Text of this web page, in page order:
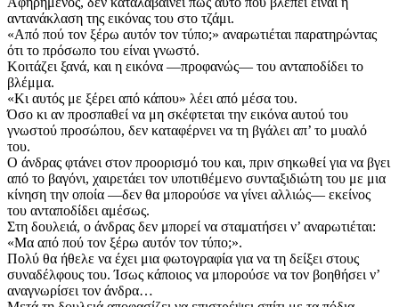
αντανάκλαση της εικόνας του στο τζάμι.
«Από πού τον ξέρω αυτόν τον τύπο;» αναρωτιέται παρατηρώντας
ότι το πρόσωπο του είναι γνωστό.
Κοιτάζει ξανά, και η εικόνα —προφανώς— του ανταποδίδει το
βλέμμα.
«Κι αυτός με ξέρει από κάπου» λέει από μέσα του.
Όσο κι αν προσπαθεί να μη σκέφτεται την εικόνα αυτού του
γνωστού προσώπου, δεν καταφέρνει να τη βγάλει απ’ το μυαλό
του.
Ο άνδρας φτάνει στον προορισμό του και, πριν σηκωθεί για να βγει
από το βαγόνι, χαιρετάει τον υποτιθέμενο συνταξιδιώτη του με μια
κίνηση την οποία —δεν θα μπορούσε να γίνει αλλιώς— εκείνος
του ανταποδίδει αμέσως.
Στη δουλειά, ο άνδρας δεν μπορεί να σταματήσει ν’ αναρωτιέται:
«Μα από πού τον ξέρω αυτόν τον τύπο;».
Πολύ θα ήθελε να έχει μια φωτογραφία για να τη δείξει στους
συναδέλφους του. Ίσως κάποιος να μπορούσε να τον βοηθήσει ν’
αναγνωρίσει τον άνδρα…